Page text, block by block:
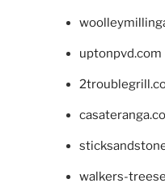
uptonpvd.com
walkers-